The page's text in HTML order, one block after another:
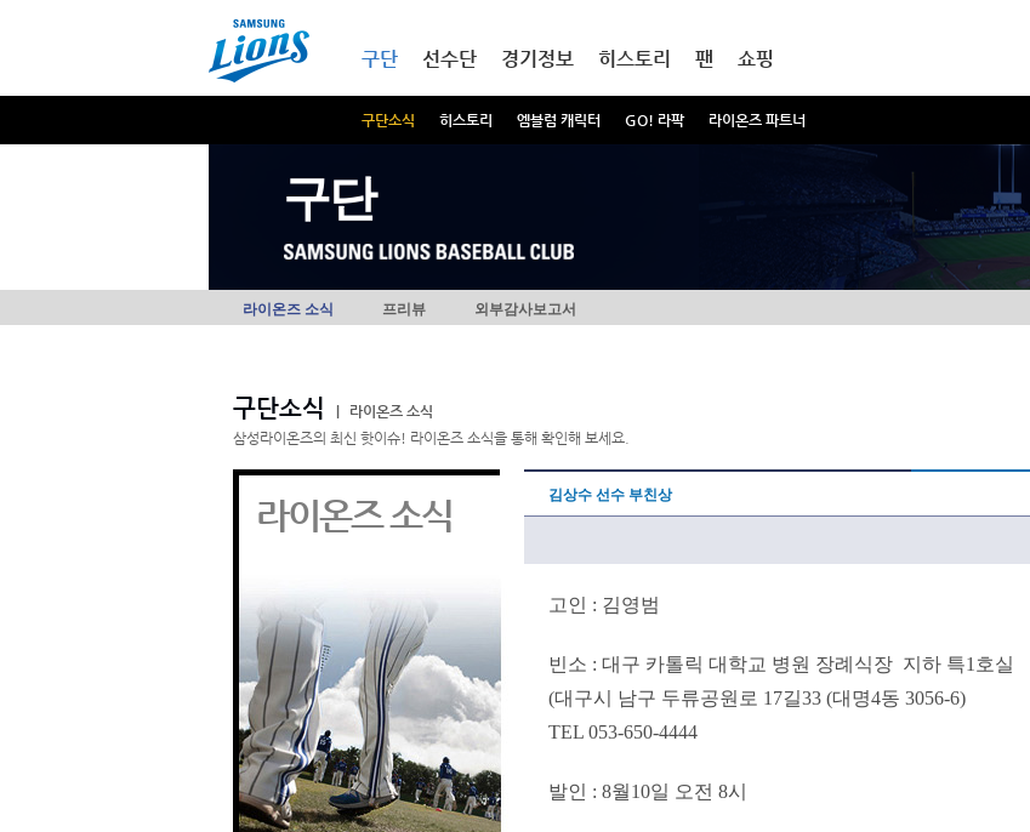
구단
구단소식 히스토리 엠블럼 캐릭터 GO! 라팍 라이온즈 파트너
선수단 경기정보 히스토리 팬 쇼핑
구단
라이온즈 소식 프리뷰 외부감사보고서
구단소식
라이온즈 소식
삼성라이온즈의 최신 핫이슈! 라이온즈 소식을 통해 확인해 보세요.
라이온즈 소식 김상수 선수 부친상
고인 : 김영범
빈소 : 대구 카톨릭 대학교 병원 장례식장 지하 특1호실
(대구시 남구 두류공원로 17길33 (대명4동 3056-6)
TEL 053-650-4444
발인 : 8월10일 오전 8시